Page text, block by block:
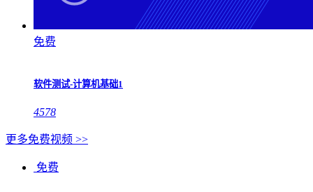
免费
软件测试-计算机基础1
4578
更多免费视频 >>
免费